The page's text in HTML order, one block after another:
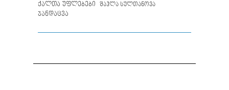
ქალთა უფლებები შაჰლა სულთანოვა
ჯანდაცვა